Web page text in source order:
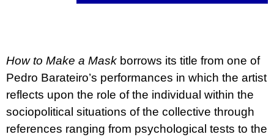
How to Make a Mask borrows its title from one of
Pedro Barateiro’s performances in which the artist
reflects upon the role of the individual within the
sociopolitical situations of the collective through
references ranging from psychological tests to the
e
BRUTAL
PRAGUE
165
Kč